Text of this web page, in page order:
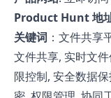
Product Hunt 地
关键词 ：文件共享
文件共享, 实时文
限控制, 安全数据